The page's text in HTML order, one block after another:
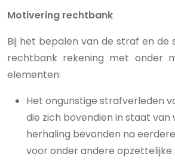
Motivering rechtbank
Bij het bepalen van de straf en de
rechtbank rekening met onder
elementen:
Het ongunstige strafverleden
die zich bovendien in staat van
herhaling bevonden na
voor onder andere opzettelijke